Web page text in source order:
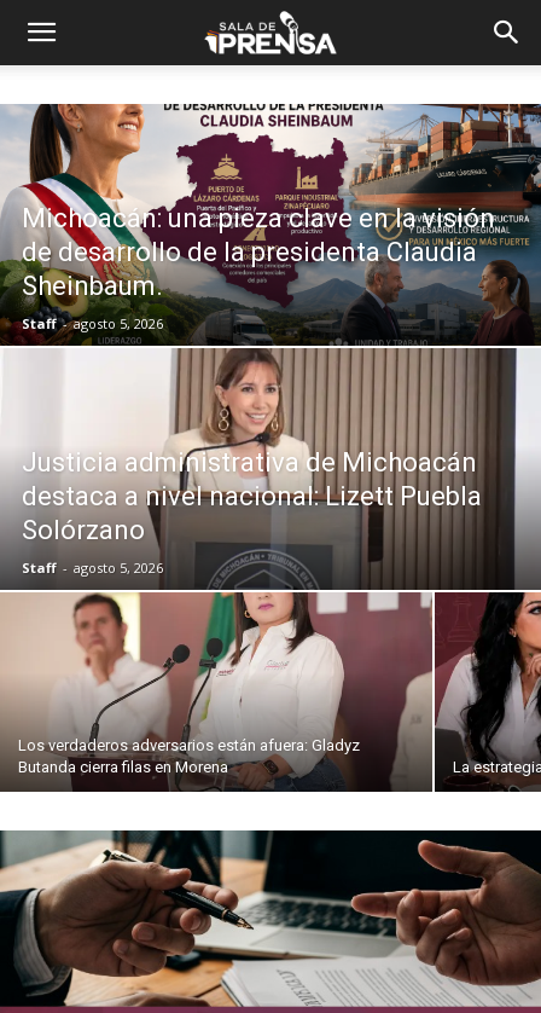
Michoacán: una pieza clave en la visión
de desarrollo de la presidenta Claudia
Sheinbaum.
Staff - agosto 5, 2026
Justicia administrativa de Michoacán
destaca a nivel nacional: Lizett Puebla
Solórzano
Staff - agosto 5, 2026
Los verdaderos adversarios están afuera: Gladyz
Butanda cierra filas en Morena
La